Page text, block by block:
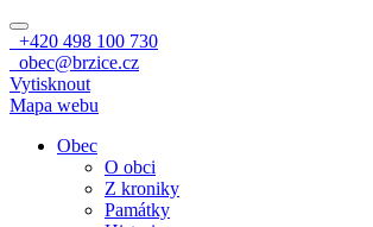
+420 498 100 730
obec@brzice.cz
Vytisknout
Mapa webu
Obec
O obci
Z kroniky
Památky